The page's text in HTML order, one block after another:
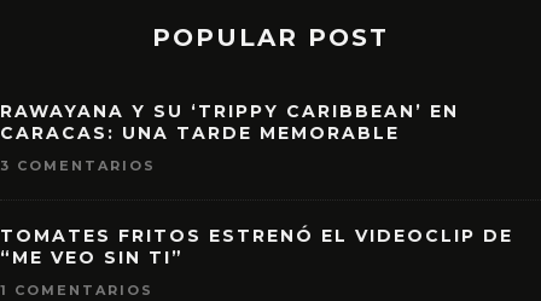
POPULAR POST
RAWAYANA Y SU ‘TRIPPY CARIBBEAN’ EN
CARACAS: UNA TARDE MEMORABLE
3 COMENTARIOS
TOMATES FRITOS ESTRENÓ EL VIDEOCLIP DE
“ME VEO SIN TI”
1 COMENTARIOS